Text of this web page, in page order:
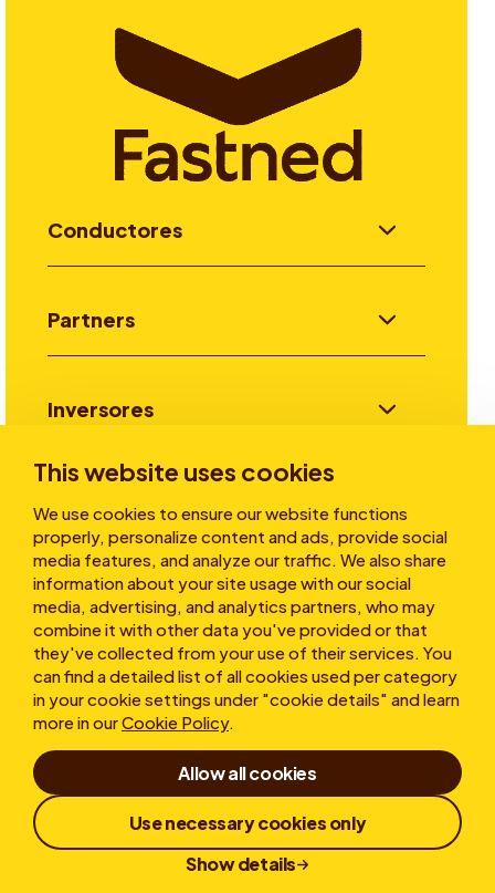
This website uses cookies
We use cookies to ensure our website functions
properly, personalize content and ads, provide social
media features, and analyze our traffic. We also share
information about your site usage with our social
media, advertising, and analytics partners, who may
combine it with other data you've provided or that
they've collected from your use of their services. You
can find a detailed list of all cookies used per category
in your cookie settings under "cookie details" and learn
more in ourCookie Policy.
Allow all cookies
Use necessary cookies only
Show details
Conductores
Partners
Inversores
Sobre nosotros
Condicions d'ús
Declaración de Confidencialidad Cookies
Política de DenunciasDivulgación Responsable